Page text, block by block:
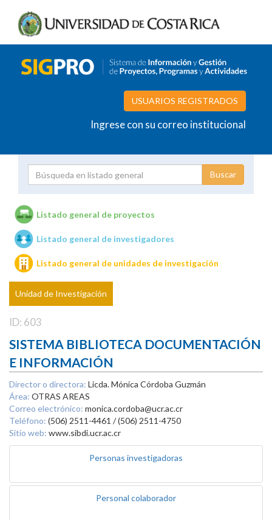
USUARIOS REGISTRADOS
Ingrese con su correo institucional
Unidades de investigación
Listado general de proyectos
Listado general de investigadores
Listado general de unidades de investigación
Unidad de Investigación
ID: 603
SISTEMA BIBLIOTECA DOCUMENTACIÓN
E INFORMACIÓN
Director o directora: Licda. Mónica Córdoba Guzmán
Área: OTRAS AREAS
Correo electrónico: monica.cordoba@ucr.ac.cr
Teléfono: (506) 2511-4461 / (506) 2511-4750
Sitio web: www.sibdi.ucr.ac.cr
Personas investigadoras
Personal colaborador